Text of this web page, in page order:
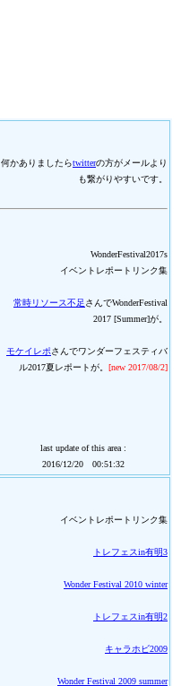
何かありましたらtwitterの方がメールより
も繋がりやすいです。
WonderFestival2017s
イベントレポートリンク集
常時リソース不足さんでWonderFestival
2017 [Summer]が。
モケイレポさんでワンダーフェスティバ
ル2017夏レポートが。 [new 2017/08/2]
last update of this area :
2016/12/20 00:51:32
イベントレポートリンク集
トレフェスin有明3
Wonder Festival 2010 winter
トレフェスin有明2
キャラホビ2009
Wonder Festival 2009 summer